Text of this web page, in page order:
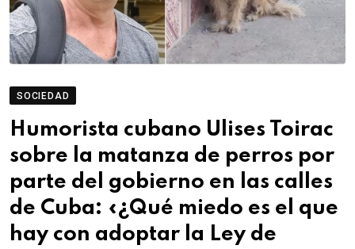
SOCIEDAD
Humorista cubano Ulises Toirac
sobre la matanza de perros por
parte del gobierno en las calles
de Cuba: «¿Qué miedo es el que
hay con adoptar la Ley de